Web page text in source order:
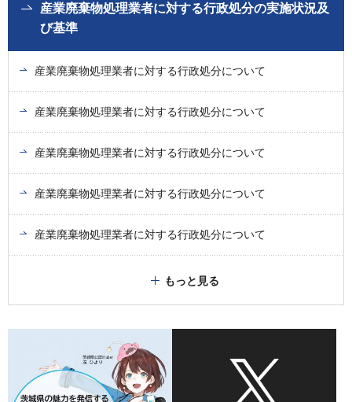
産業廃棄物処理業者に対する行政処分の実施状況及
び基準
産業廃棄物処理業者に対する行政処分について
産業廃棄物処理業者に対する行政処分について
産業廃棄物処理業者に対する行政処分について
産業廃棄物処理業者に対する行政処分について
産業廃棄物処理業者に対する行政処分について
もっと見る